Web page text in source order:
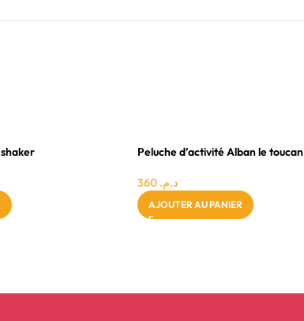
Peluche d’activité Alban le toucan
د.م. 360
AJOUTER AU PANIER